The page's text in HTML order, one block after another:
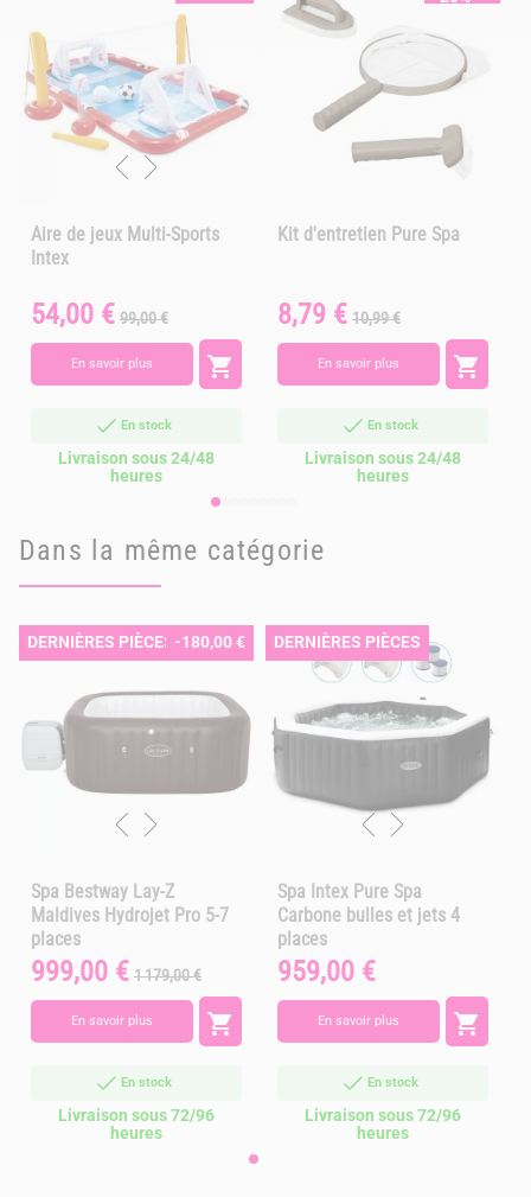
Aire de jeux Multi-Sports
Intex
Prix
54,00 € Prix
base
99,00 €
En savoir plus 
En stock
Livraison sous 24/48
heures
Kit d'entretien Pure Spa
Prix
8,79 € Prix
base
10,99 €
En savoir plus 
En stock
Livraison sous 24/48
heures
Dans la même catégorie
DERNIÈRES PIÈCES -180,00 €
Spa Bestway Lay-Z
Maldives Hydrojet Pro 5-7
places
Prix
999,00 € Prix
base
1 179,00 €
En savoir plus 
En stock
Livraison sous 72/96
heures
DERNIÈRES PIÈCES
Spa Intex Pure Spa
Carbone bulles et jets 4
places
Prix
959,00 €
En savoir plus 
En stock
Livraison sous 72/96
heures